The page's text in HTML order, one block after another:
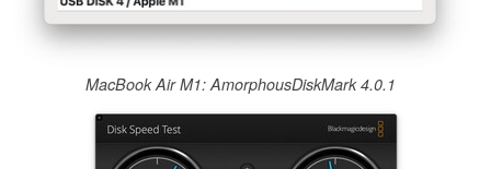
MacBook Air M1: AmorphousDiskMark 4.0.1